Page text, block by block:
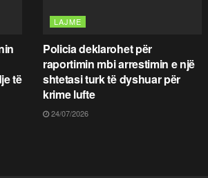
të
LAJME
Policia deklarohet për
raportimin mbi arrestimin e një
shtetasi turk të dyshuar për
krime lufte
24/07/2026